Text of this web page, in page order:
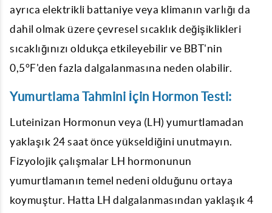
ayrıca elektrikli battaniye veya klimanın varlığı da
dahil olmak üzere çevresel sıcaklık değişiklikleri
sıcaklığınızı oldukça etkileyebilir ve BBT'nin
0,5°F'den fazla dalgalanmasına neden olabilir.
Yumurtlama Tahmini İçin Hormon Testi:
Luteinizan Hormonun veya (LH) yumurtlamadan
yaklaşık 24 saat önce yükseldiğini unutmayın.
Fizyolojik çalışmalar LH hormonunun
yumurtlamanın temel nedeni olduğunu ortaya
koymuştur. Hatta LH dalgalanmasından yaklaşık 4